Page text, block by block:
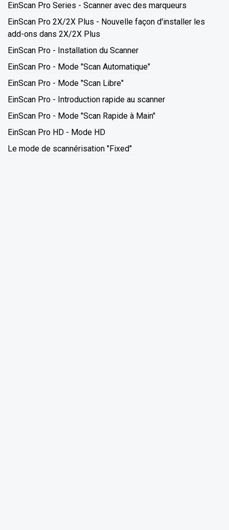
EinScan Pro Series - Scanner avec des marqueurs
EinScan Pro 2X/2X Plus - Nouvelle façon d'installer les
add-ons dans 2X/2X Plus
EinScan Pro - Installation du Scanner
EinScan Pro - Mode "Scan Automatique"
EinScan Pro - Mode "Scan Libre"
EinScan Pro - Introduction rapide au scanner
EinScan Pro - Mode "Scan Rapide à Main"
EinScan Pro HD - Mode HD
Le mode de scannérisation "Fixed"